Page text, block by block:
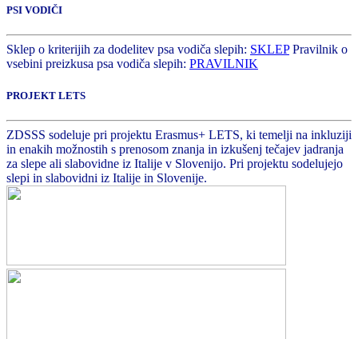
PSI VODIČI
Sklep o kriterijih za dodelitev psa vodiča slepih: SKLEPPravilnik o
vsebini preizkusa psa vodiča slepih: PRAVILNIK
PROJEKT LETS
ZDSSS sodeluje pri projektu Erasmus+ LETS, ki temelji na inkluziji
in enakih možnostih s prenosom znanja in izkušenj tečajev jadranja
za slepe ali slabovidne iz Italije v Slovenijo. Pri projektu sodelujejo
slepi in slabovidni iz Italije in Slovenije.